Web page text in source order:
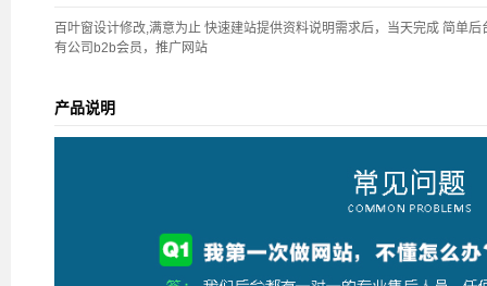
百叶窗设计修改,满意为止 快速建站提供资料说明需求后，当天完成 简单
有公司b2b会员，推广网站
产品说明